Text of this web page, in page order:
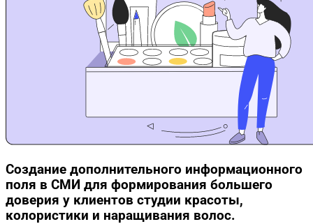
Создание дополнительного информационного
поля в СМИ для формирования большего
доверия у клиентов студии красоты,
колористики и наращивания волос.